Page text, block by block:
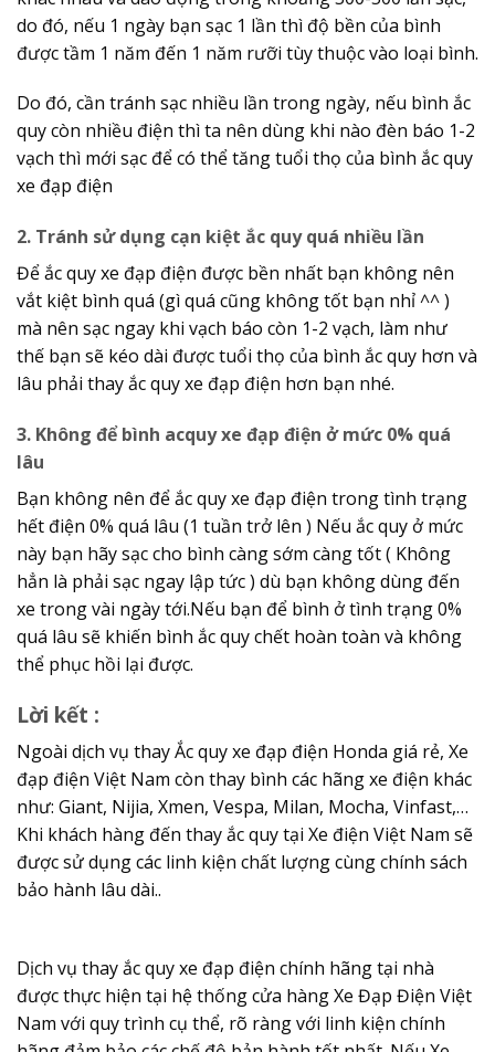
do đó, nếu 1 ngày bạn sạc 1 lần thì độ bền của bình
được tầm 1 năm đến 1 năm rưỡi tùy thuộc vào loại bình.
Do đó, cần tránh sạc nhiều lần trong ngày, nếu bình ắc
quy còn nhiều điện thì ta nên dùng khi nào đèn báo 1-2
vạch thì mới sạc để có thể tăng tuổi thọ của bình ắc quy
xe đạp điện
2. Tránh sử dụng cạn kiệt ắc quy quá nhiều lần
Để ắc quy xe đạp điện được bền nhất bạn không nên
vắt kiệt bình quá (gì quá cũng không tốt bạn nhỉ ^^ )
mà nên sạc ngay khi vạch báo còn 1-2 vạch, làm như
thế bạn sẽ kéo dài được tuổi thọ của bình ắc quy hơn và
lâu phải thay ắc quy xe đạp điện hơn bạn nhé.
3. Không để bình acquy xe đạp điện ở mức 0% quá
lâu
Bạn không nên để ắc quy xe đạp điện trong tình trạng
hết điện 0% quá lâu (1 tuần trở lên ) Nếu ắc quy ở mức
này bạn hãy sạc cho bình càng sớm càng tốt ( Không
hẳn là phải sạc ngay lập tức ) dù bạn không dùng đến
xe trong vài ngày tới.Nếu bạn để bình ở tình trạng 0%
quá lâu sẽ khiến bình ắc quy chết hoàn toàn và không
thể phục hồi lại được.
Lời kết :
Ngoài dịch vụ thay Ắc quy xe đạp điện Honda giá rẻ, Xe
đạp điện Việt Nam còn thay bình các hãng xe điện khác
như: Giant, Nijia, Xmen, Vespa, Milan, Mocha, Vinfast,…
Khi khách hàng đến thay ắc quy tại Xe điện Việt Nam sẽ
được sử dụng các linh kiện chất lượng cùng chính sách
bảo hành lâu dài..
Dịch vụ thay ắc quy xe đạp điện chính hãng tại nhà
được thực hiện tại hệ thống cửa hàng Xe Đạp Điện Việt
Nam với quy trình cụ thể, rõ ràng với linh kiện chính